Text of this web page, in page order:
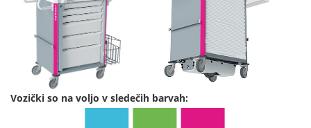
Vozički so na voljo v sledečih barvah: